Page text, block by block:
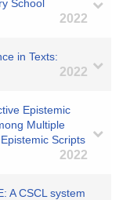
School
2022
in Texts:
2022
Epistemic
Multiple
Scripts
2022
A CSCL system